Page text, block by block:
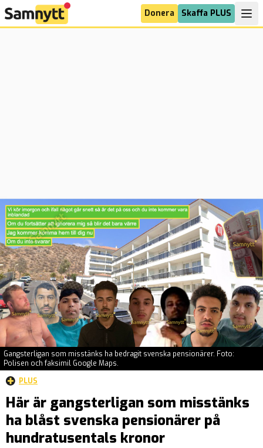
Donera Skaffa PLUS
Gangsterligan som misstänks ha bedragit svenska pensionärer. Foto:
Polisen och faksimil Google Maps.
PLUS
Här är gangsterligan som misstänks
ha blåst svenska pensionärer på
hundratusentals kronor